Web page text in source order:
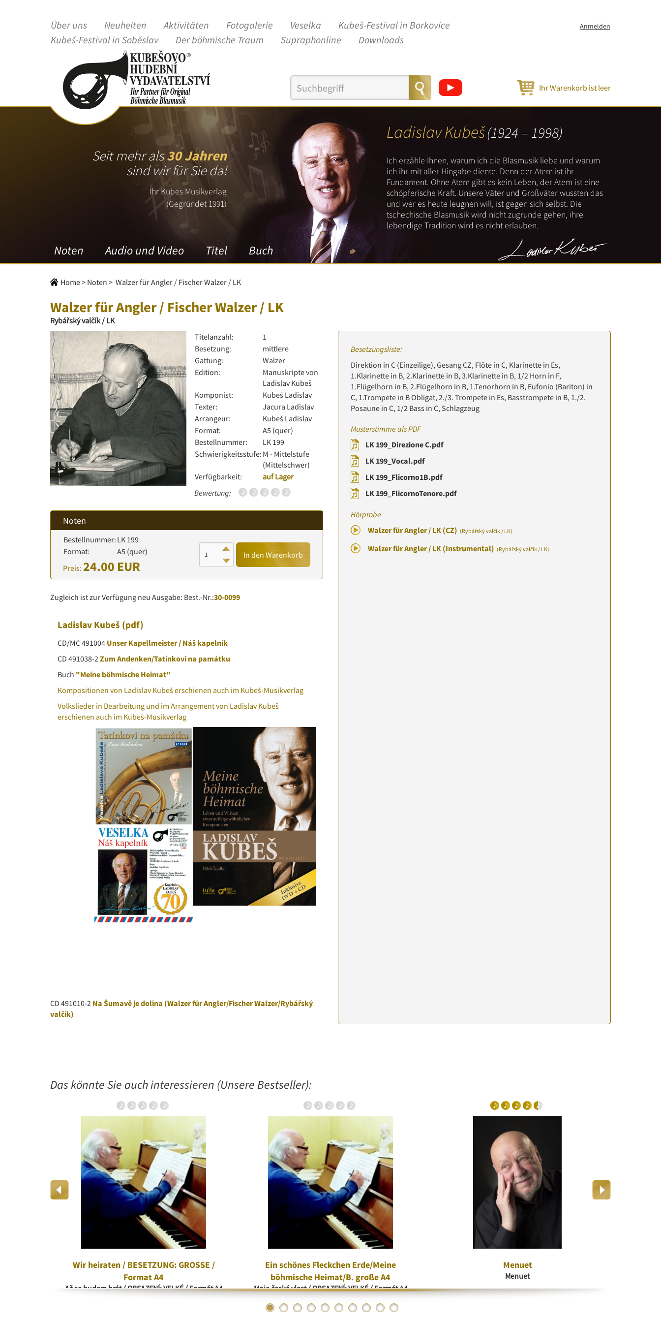
Über uns Neuheiten Aktivitäten Fotogalerie Veselka
Kubeš-Festival in Borkovice
Kubeš-Festival in Soběslav
Der böhmische Traum Supraphonline Downloads
Anmelden
Ihr Warenkorb ist leer
Seit mehr als30 Jahren
sind wir für Sie da!
Ihr Kubes Musikverlag
(Gegründet 1991)
Noten Audio und Video Titel Buch
Ladislav Kubeš(1924 – 1998)
Ich erzähle Ihnen, warum ich die Blasmusik liebe und warum
ich ihr mit aller Hingabe diente. Denn der Atem ist ihr
Fundament. Ohne Atem gibt es kein Leben, der Atem ist eine
schöpferische Kraft. Unsere Väter und Großväter wussten das
und wer es heute leugnen will, ist gegen sich selbst. Die
tschechische Blasmusik wird nicht zugrunde gehen, ihre
lebendige Tradition wird es nicht erlauben.
Home> Noten > Walzer für Angler / Fischer Walzer / LK
Walzer für Angler / Fischer Walzer / LK
Rybářský valčík / LK
Titelanzahl:
1
Besetzung:
mittlere
Gattung:
Walzer
Edition:
Manuskripte von
Ladislav Kubeš
Komponist:
Kubeš Ladislav
Texter:
Jacura Ladislav
Arrangeur:
Kubeš Ladislav
Format:
A5 (quer)
Bestellnummer:
LK 199
Schwierigkeitsstufe: M - Mittelstufe
(Mittelschwer)
Verfügbarkeit:
auf Lager
Bewertung:
Noten
Bestellnummer: LK 199
Format:
A5 (quer)
Preis: 24.00 EUR
In den Warenkorb
Zugleich ist zur Verfügung neu Ausgabe: Best.-Nr.:30-0099
Ladislav Kubeš (pdf)
CD/MC 491004 Unser Kapellmeister / Náš kapelník
CD 491038-2Zum Andenken/Tatínkovi na památku
Buch "Meine böhmische Heimat"
Kompositionen von Ladislav Kubeš erschienen auch im Kubeš-Musikverlag
Volkslieder in Bearbeitung und im Arrangement von Ladislav Kubeš
erschienen auch im Kubeš-Musikverlag
CD 491010-2 Na Šumavě je dolina (Walzer für Angler/Fischer Walzer/Rybářský
valčík)
Besetzungsliste:
Direktion in C (Einzeilige), Gesang CZ, Flöte in C, Klarinette in Es,
1.Klarinette in B, 2.Klarinette in B, 3.Klarinette in B, 1/2 Horn in F,
1.Flügelhorn in B, 2.Flügelhorn in B, 1.Tenorhorn in B, Eufonio (Bariton) in
C, 1.Trompete in B Obligat, 2./3. Trompete in Es, Basstrompete in B, 1./2.
Posaune in C, 1/2 Bass in C, Schlagzeug
Musterstimme als PDF
LK 199_Direzione C.pdf
LK 199_Vocal.pdf
LK 199_Flicorno1B.pdf
LK 199_FlicornoTenore.pdf
Hörprobe
Walzer für Angler / LK (CZ) (Rybářský valčík / LK)
Walzer für Angler / LK (Instrumental) (Rybářský valčík / LK)
Das könnte Sie auch interessieren (Unsere Bestseller):
Wir heiraten / BESETZUNG: GROSSE /
Format A4
Až se budem brát / OBSAZENÍ: VELKÉ / Formát A4
Ein schönes Fleckchen Erde/Meine
böhmische Heimat/B. große A4
Moje česká vlast / OBSAZENÍ: VELKÉ / Formát A4
Menuet
Menuet